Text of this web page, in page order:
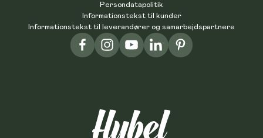
Persondatapolitik
Informationstekst til kunder
Informationstekst til leverandører og samarbejdspartnere